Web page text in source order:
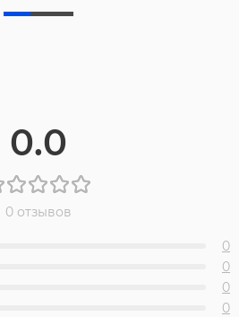
0.0
0 отзывов
0
0
0
0